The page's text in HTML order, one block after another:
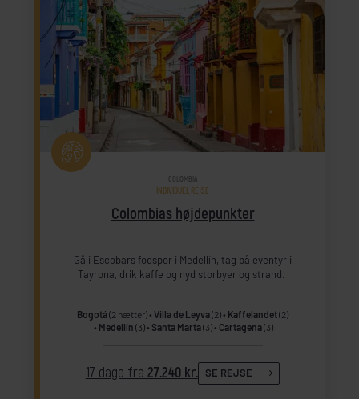
Colombias højdepunkter
COLOMBIA
INDIVIDUEL REJSE
Gå i Escobars fodspor i Medellín, tag på eventyr i
Tayrona, drik kaffe og nyd storbyer og strand.
Bogotá(2 nætter) Villa de Leyva(2) Kaffelandet(2)
Medellín (3) Santa Marta(3) Cartagena(3)
17 dage fra 27.240 kr. SE REJSE